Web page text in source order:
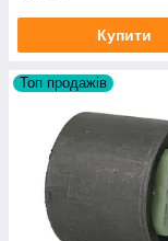
Купити
Топ продажів